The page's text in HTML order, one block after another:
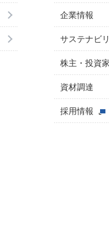
企業情報
サステナビ
株主・投資
資材調達
採用情報